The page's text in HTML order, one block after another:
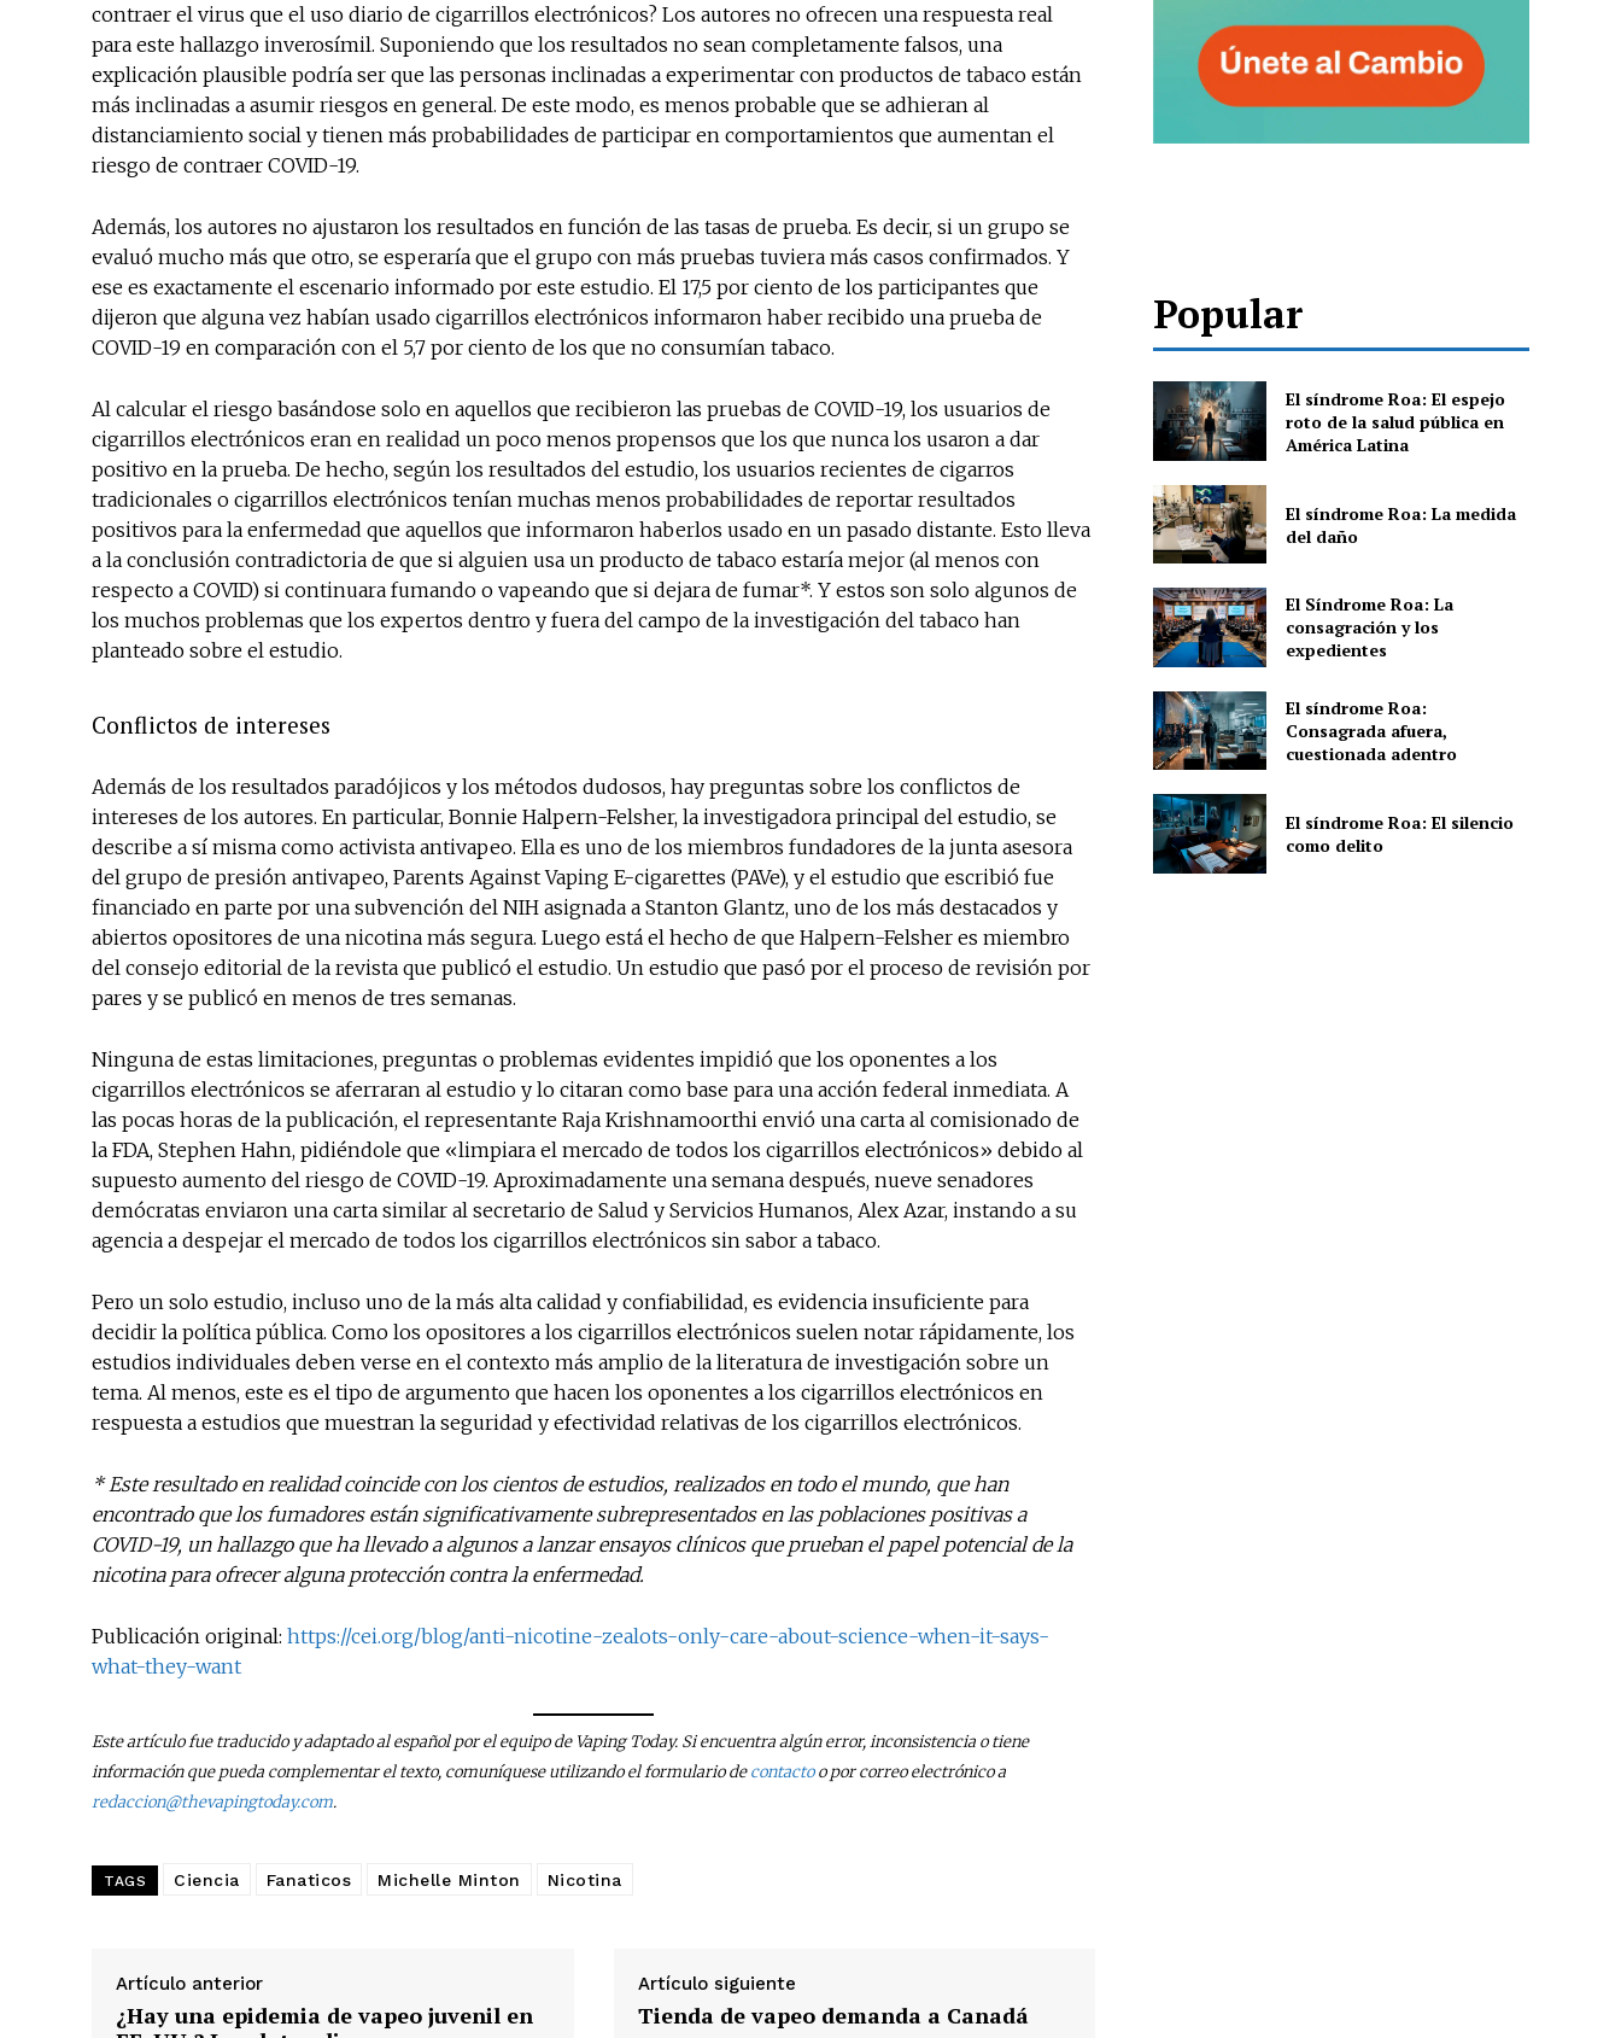
contraer el virus que el uso diario de cigarrillos electrónicos? Los autores no ofrecen una respuesta real
para este hallazgo inverosímil. Suponiendo que los resultados no sean completamente falsos, una
explicación plausible podría ser que las personas inclinadas a experimentar con productos de tabaco están
más inclinadas a asumir riesgos en general. De este modo, es menos probable que se adhieran al
distanciamiento social y tienen más probabilidades de participar en comportamientos que aumentan el
riesgo de contraer COVID-19.
Además, los autores no ajustaron los resultados en función de las tasas de prueba. Es decir, si un grupo se
evaluó mucho más que otro, se esperaría que el grupo con más pruebas tuviera más casos confirmados. Y
ese es exactamente el escenario informado por este estudio. El 17,5 por ciento de los participantes que
dijeron que alguna vez habían usado cigarrillos electrónicos informaron haber recibido una prueba de
COVID-19 en comparación con el 5,7 por ciento de los que no consumían tabaco.
Al calcular el riesgo basándose solo en aquellos que recibieron las pruebas de COVID-19, los usuarios de
cigarrillos electrónicos eran en realidad un poco menos propensos que los que nunca los usaron a dar
positivo en la prueba. De hecho, según los resultados del estudio, los usuarios recientes de cigarros
tradicionales o cigarrillos electrónicos tenían muchas menos probabilidades de reportar resultados
positivos para la enfermedad que aquellos que informaron haberlos usado en un pasado distante. Esto lleva
a la conclusión contradictoria de que si alguien usa un producto de tabaco estaría mejor (al menos con
respecto a COVID) si continuara fumando o vapeando que si dejara de fumar*. Y estos son solo algunos de
los muchos problemas que los expertos dentro y fuera del campo de la investigación del tabaco han
planteado sobre el estudio.
Conflictos de intereses
Además de los resultados paradójicos y los métodos dudosos, hay preguntas sobre los conflictos de
intereses de los autores. En particular, Bonnie Halpern-Felsher, la investigadora principal del estudio, se
describe a sí misma como activista antivapeo. Ella es uno de los miembros fundadores de la junta asesora
del grupo de presión antivapeo, Parents Against Vaping E-cigarettes (PAVe), y el estudio que escribió fue
financiado en parte por una subvención del NIH asignada a Stanton Glantz, uno de los más destacados y
abiertos opositores de una nicotina más segura. Luego está el hecho de que Halpern-Felsher es miembro
del consejo editorial de la revista que publicó el estudio. Un estudio que pasó por el proceso de revisión por
pares y se publicó en menos de tres semanas.
Ninguna de estas limitaciones, preguntas o problemas evidentes impidió que los oponentes a los
cigarrillos electrónicos se aferraran al estudio y lo citaran como base para una acción federal inmediata. A
las pocas horas de la publicación, el representante Raja Krishnamoorthi envió una carta al comisionado de
la FDA, Stephen Hahn, pidiéndole que «limpiara el mercado de todos los cigarrillos electrónicos» debido al
supuesto aumento del riesgo de COVID-19. Aproximadamente una semana después, nueve senadores
demócratas enviaron una carta similar al secretario de Salud y Servicios Humanos, Alex Azar, instando a su
agencia a despejar el mercado de todos los cigarrillos electrónicos sin sabor a tabaco.
Pero un solo estudio, incluso uno de la más alta calidad y confiabilidad, es evidencia insuficiente para
decidir la política pública. Como los opositores a los cigarrillos electrónicos suelen notar rápidamente, los
estudios individuales deben verse en el contexto más amplio de la literatura de investigación sobre un
tema. Al menos, este es el tipo de argumento que hacen los oponentes a los cigarrillos electrónicos en
respuesta a estudios que muestran la seguridad y efectividad relativas de los cigarrillos electrónicos.
* Este resultado en realidad coincide con los cientos de estudios, realizados en todo el mundo, que han
encontrado que los fumadores están significativamente subrepresentados en las poblaciones positivas a
COVID-19, un hallazgo que ha llevado a algunos a lanzar ensayos clínicos que prueban el papel potencial de la
nicotina para ofrecer alguna protección contra la enfermedad.
Publicación original: https://cei.org/blog/anti-nicotine-zealots-only-care-about-science-when-it-says-
what-they-want
Este artículo fue traducido y adaptado al español por el equipo de Vaping Today. Si encuentra algún error, inconsistencia o tiene
información que pueda complementar el texto, comuníquese utilizando el formulario decontactoo por correo electrónico a
redaccion@thevapingtoday.com.
TAGS Ciencia Fanaticos Michelle Minton Nicotina
Artículo anterior
¿Hay una epidemia de vapeo juvenil en
Artículo siguiente
Tienda de vapeo demanda a Canadá
Popular
El síndrome Roa: El espejo
roto de la salud pública en
América Latina
El síndrome Roa: La medida
del daño
El Síndrome Roa: La
consagración y los
expedientes
El síndrome Roa:
Consagrada afuera,
cuestionada adentro
El síndrome Roa: El silencio
como delito